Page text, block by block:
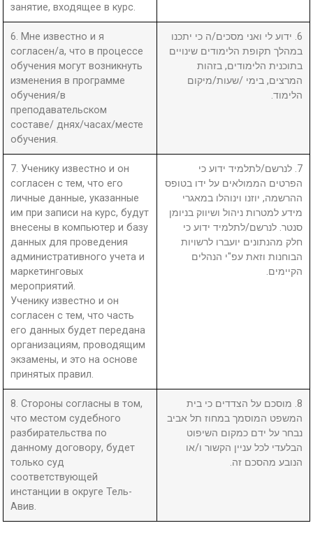
занятие, входящее в курс.
6. Мне известно и я
согласен/а, что в процессе
обучения могут возникнуть
изменения в программе
обучения/в
преподавательском
составе/ днях/часах/месте
обучения.
6. ידוע לי ואני מסכים/ה כי יתכנו
במהלך תקופת הלימודים שינויים
בתוכנית הלימודים, בזהות
המרצים, בימי /שעות/מיקום
הלימוד.
7. Ученику известно и он
согласен с тем, что его
личные данные, указанные
им при записи на курс, будут
внесены в компьютер и базу
данных для проведения
административного учета и
маркетинговых
мероприятий.
Ученику известно и он
согласен с тем, что часть
его данных будет передана
организациям, проводящим
экзамены, и это на основе
принятых правил.
7. לנרשם/לתלמיד ידוע כי
הפרטים הממולאים על ידו בטופס
ההרשמה, יוזנו וינוהלו במאגרי
מידע למטרות ניהול ושיווק בניומן
סנטר. לנרשם/לתלמיד ידוע כי
חלק מהנתונים יועברו לרשויות
הבוחנות וזאת עפ"י הנהלים
הקיימים.
8. Стороны согласны в том,
что местом судебного
разбирательства по
данному договору, будет
только суд
соответствующей
инстанции в округе Тель-
Авив.
8. מוסכם על הצדדים כי בית
המשפט המוסמך במחוז תל אביב
נבחר על ידם כמקום השיפוט
הבלעדי לכל עניין הקשור ו/או
הנובע מהסכם זה.